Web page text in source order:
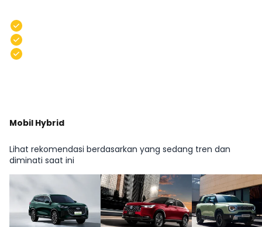
Mobil Hybrid
Lihat rekomendasi berdasarkan yang sedang tren dan
diminati saat ini